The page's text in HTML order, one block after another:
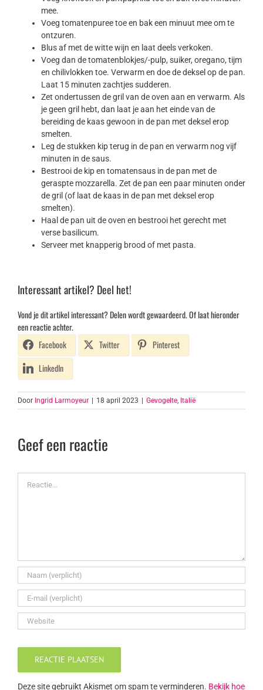
mee.
Voeg tomatenpuree toe en bak een minuut mee om te
ontzuren.
Blus af met de witte wijn en laat deels verkoken.
Voeg dan de tomatenblokjes/-pulp, suiker, oregano, tijm
en chilivlokken toe. Verwarm en doe de deksel op de pan.
Laat 15 minuten zachtjes sudderen.
Zet ondertussen de gril van de oven aan en verwarm. Als
je geen gril hebt, dan laat je aan het einde van de
bereiding de kaas gewoon in de pan met deksel erop
smelten.
Leg de stukken kip terug in de pan en verwarm nog vijf
minuten in de saus.
Bestrooi de kip en tomatensaus in de pan met de
geraspte mozzarella. Zet de pan een paar minuten onder
de gril (of laat de kaas in de pan met deksel erop
smelten).
Haal de pan uit de oven en bestrooi het gerecht met
verse basilicum.
Serveer met knapperig brood of met pasta.
Interessant artikel? Deel het!
Vond je dit artikel interessant? Delen wordt gewaardeerd. Of laat hieronder
een reactie achter.
Facebook
Twitter
Pinterest
LinkedIn
Door Ingrid Larmoyeur 18 april 2023 Gevogelte, Italië
Geef een reactie
Deze site gebruikt Akismet om spam te verminderen. Bekijk hoe